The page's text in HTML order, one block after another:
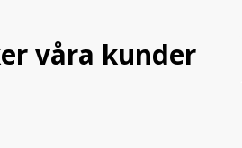
våra kunder